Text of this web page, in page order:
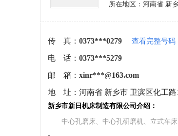
所在地区：河南省 新
传 真： 0373***0279 查看完整号码
电 话： 0373***5279
邮 箱： xinr***@163.com
地 址： 河南省 新乡市 卫滨区化工路
新乡市新日机床制造有限公司介绍：
中心孔磨床、中心孔研磨机、立式车